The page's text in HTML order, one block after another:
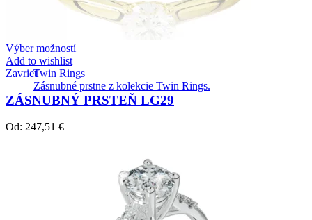
Twin Rings
Zásnubné prstne z kolekcie Twin Rings.
Výber možností
Add to wishlist
Zavrieť
ZÁSNUBNÝ PRSTEŇ LG29
Od: 247,51 €